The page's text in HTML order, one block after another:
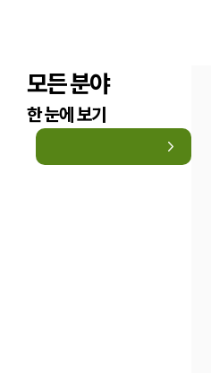
모든 분야
한 눈에 보기